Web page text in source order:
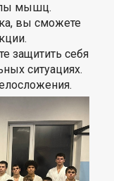
мышц.
вы сможете
себя
ситуациях.